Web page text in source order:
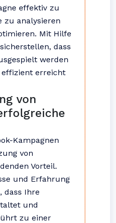
effektiv zu
zu analysieren
Mit Hilfe
dass
werden
erreicht
von
Kampagnen
von
Vorteil.
und Erfahrung
dass Ihre
und
zu einer